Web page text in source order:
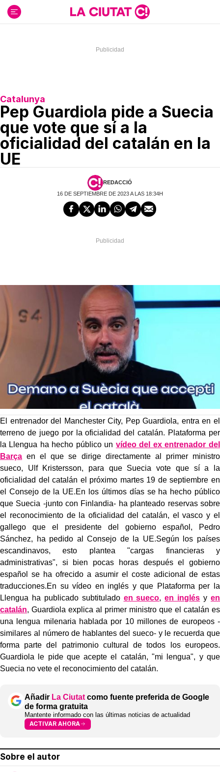
contenido
Catalunya
Pep Guardiola pide a Suecia
que vote que sí a la
oficialidad del catalán en la
UE
REDACCIÓ
16 DE SEPTIEMBRE DE 2023 A LAS 18:34H
El entrenador del Manchester City, Pep Guardiola, entra en el
terreno de juego por la oficialidad del catalán. Plataforma per
la Llengua ha hecho público un vídeo del ex entrenador del
Barça en el que se dirige directamente al primer ministro
sueco, Ulf Kristersson, para que Suecia vote que sí a la
oficialidad del catalán el próximo martes 19 de septiembre en
el Consejo de la UE.En los últimos días se ha hecho público
que Suecia -junto con Finlandia- ha planteado reservas sobre
el reconocimiento de la oficialidad del catalán, el vasco y el
gallego que el presidente del gobierno español, Pedro
Sánchez, ha pedido al Consejo de la UE.Según los países
escandinavos, esto plantea "cargas financieras y
administrativas", si bien pocas horas después el gobierno
español se ha ofrecido a asumir el coste adicional de estas
traducciones.En su vídeo en inglés y que Plataforma per la
Llengua ha publicado subtitulado en sueco,en inglés y en
catalán, Guardiola explica al primer ministro que el catalán es
una lengua milenaria hablada por 10 millones de europeos -
similares al número de hablantes del sueco- y le recuerda que
forma parte del patrimonio cultural de todos los europeos.
Guardiola le pide que acepte el catalán, "mi lengua", y que
Suecia no vete el reconocimiento del catalán.
Añadir La Ciutat como fuente preferida de Google
de forma gratuita
Mantente informado con las últimas noticias de actualidad
ACTIVAR AHORA
Sobre el autor